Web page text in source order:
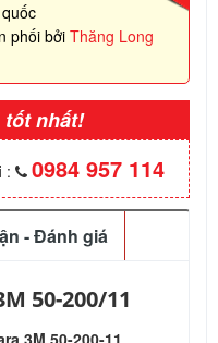
phối bởi Thăng Long
tốt nhất!
: 0984 957 114
- Đánh giá
50-200/11
3M 50-200-11